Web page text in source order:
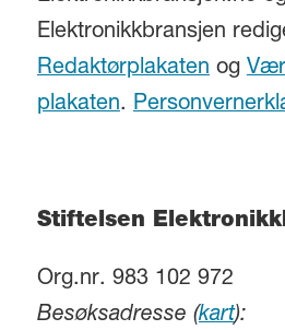
Elektronikkbransjen
Redaktørplakatenog
plakaten.
Stiftelsen
Org.nr. 983 102 972
Besøksadresse (kart):